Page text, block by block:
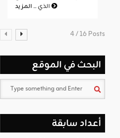
الذي ...المزيد
4 / 16 Posts
البحث في الموقع
أعداد سابقة